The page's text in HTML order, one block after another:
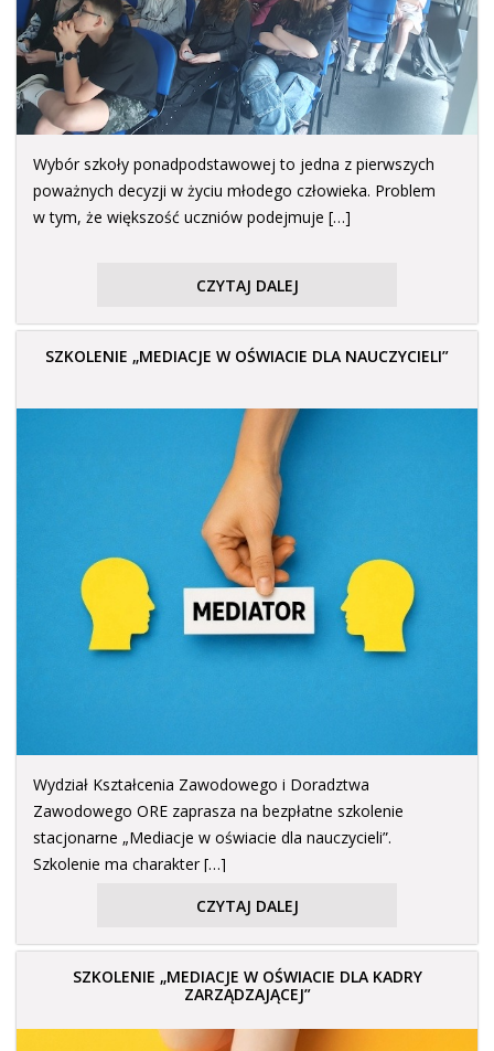
Wybór szkoły ponadpodstawowej to jedna z pierwszych
poważnych decyzji w życiu młodego człowieka. Problem
w tym, że większość uczniów podejmuje […]
CZYTAJ DALEJ
SZKOLENIE „MEDIACJE W OŚWIACIE DLA NAUCZYCIELI”
Wydział Kształcenia Zawodowego i Doradztwa
Zawodowego ORE zaprasza na bezpłatne szkolenie
stacjonarne „Mediacje w oświacie dla nauczycieli”.
Szkolenie ma charakter […]
CZYTAJ DALEJ
SZKOLENIE „MEDIACJE W OŚWIACIE DLA KADRY
ZARZĄDZAJĄCEJ”